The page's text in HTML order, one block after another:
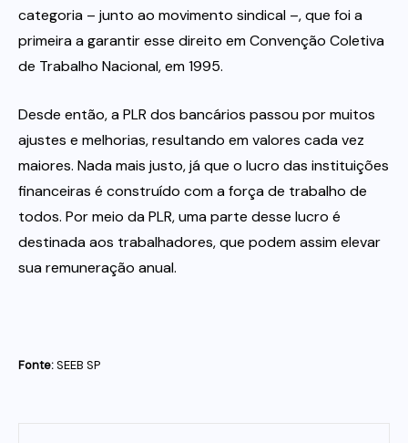
categoria – junto ao movimento sindical –, que foi a
primeira a garantir esse direito em Convenção Coletiva
de Trabalho Nacional, em 1995.
Desde então, a PLR dos bancários passou por muitos
ajustes e melhorias, resultando em valores cada vez
maiores. Nada mais justo, já que o lucro das instituições
financeiras é construído com a força de trabalho de
todos. Por meio da PLR, uma parte desse lucro é
destinada aos trabalhadores, que podem assim elevar
sua remuneração anual.
Fonte:SEEB SP